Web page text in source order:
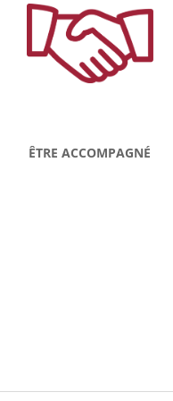
ÊTRE ACCOMPAGNÉ